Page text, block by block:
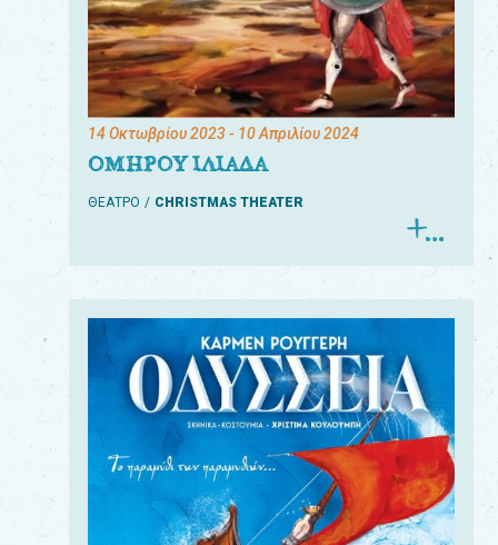
14 Οκτωβρίου 2023- 10 Απριλίου 2024
ΟΜΗΡΟΥ ΙΛΙΑΔΑ
ΘΕΑΤΡΟ CHRISTMAS THEATER